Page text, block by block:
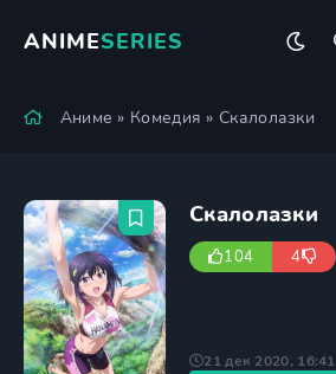
ANIMESERIES
Аниме » Комедия » Скалолазки
Скалолазки
104 4
21 дек 2020, 16:41